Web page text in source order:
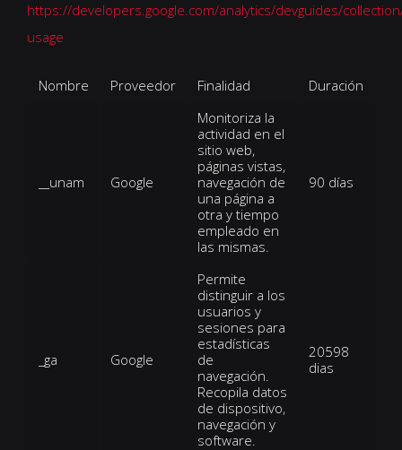
https://developers.google.com/analytics/devguides/
usage
Nombre Proveedor Finalidad Duración
__unam Google
Monitoriza la
actividad en el
sitio web,
páginas vistas,
navegación de
una página a
otra y tiempo
empleado en
las mismas.
90 días
_ga Google
Permite
distinguir a los
usuarios y
sesiones para
estadísticas
de
navegación.
Recopila datos
de dispositivo,
navegación y
software.
20598
dias